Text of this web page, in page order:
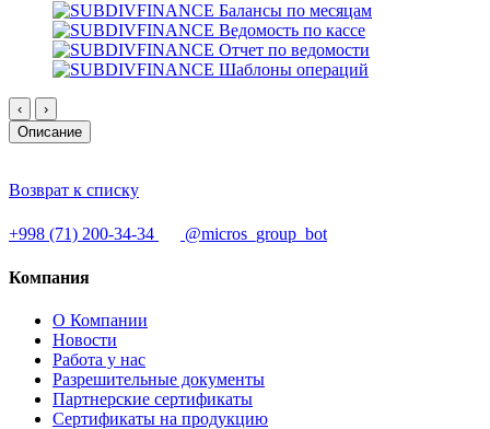
Балансы по месяцам
Ведомость по кассе
Отчет по ведомости
Шаблоны операций
‹
›
Описание
Возврат к списку
+998 (71) 200-34-34 @micros_group_bot
Компания
О Компании
Новости
Работа у нас
Разрешительные документы
Партнерские сертификаты
Сертификаты на продукцию